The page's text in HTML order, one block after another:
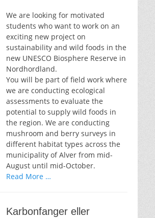
We are looking for motivated
students who want to work on an
exciting new project on
sustainability and wild foods in the
new UNESCO Biosphere Reserve in
Nordhordland.
You will be part of field work where
we are conducting ecological
assessments to evaluate the
potential to supply wild foods in
the region. We are conducting
mushroom and berry surveys in
different habitat types across the
municipality of Alver from mid-
August until mid-October.
Read More …
Karbonfanger eller